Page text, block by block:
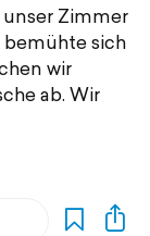
Zimmer
sich
wir
ab. Wir